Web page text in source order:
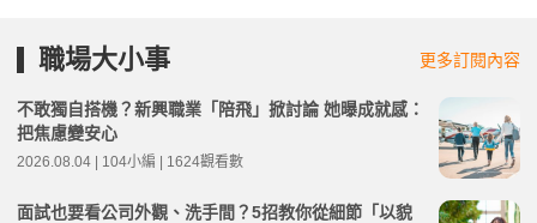
職場大小事 更多訂閱內容
不敢獨自搭機？新興職業「陪飛」掀討論 她曝成就感：
把焦慮變安心
2026.08.04 | 104小編 | 1624觀看數
面試也要看公司外觀、洗手間？5招教你從細節「以貌